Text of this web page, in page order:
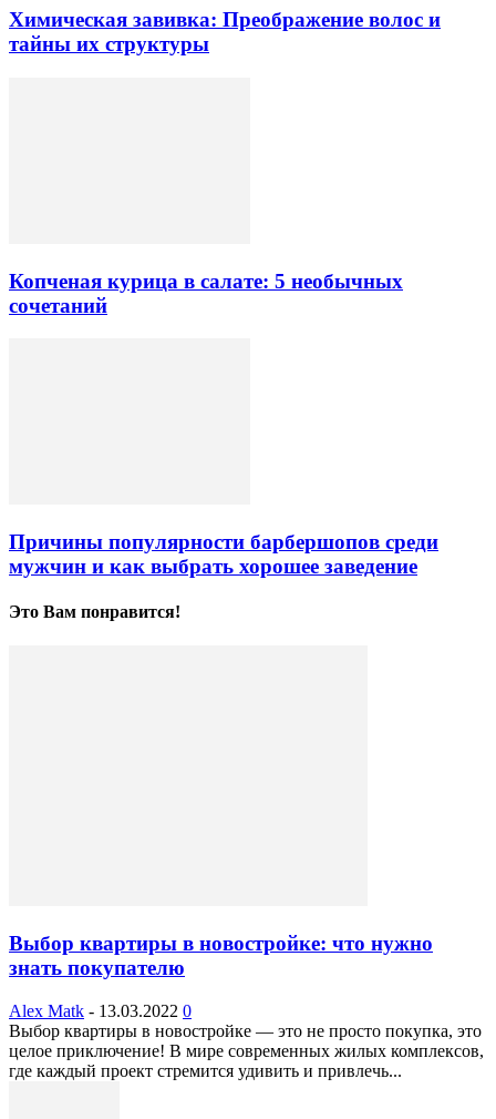
Химическая завивка: Преображение волос и
тайны их структуры
Копченая курица в салате: 5 необычных
сочетаний
Причины популярности барбершопов среди
мужчин и как выбрать хорошее заведение
Это Вам понравится!
Выбор квартиры в новостройке: что нужно
знать покупателю
Alex Matk - 13.03.2022 0
Выбор квартиры в новостройке — это не просто покупка, это
целое приключение! В мире современных жилых комплексов,
где каждый проект стремится удивить и привлечь...